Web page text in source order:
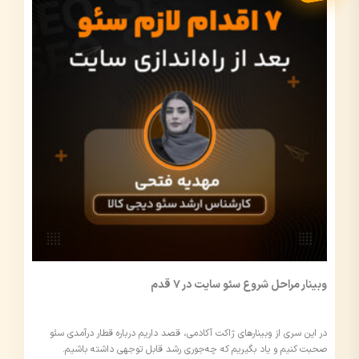
وبینار مراحل شروع سئو سایت در 7 قدم
در این سری از وبینارهای ژاکت آکادمی، قصد داریم درباره قطار درآمدی سئو
صحبت کنیم و یاد بگیریم که چه‌جوری رشد قابل توجهی داشته باشیم.